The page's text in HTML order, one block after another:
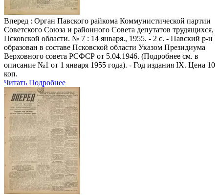
Вперед : Орган Павского райкома Коммунистической партии
Советского Союза и районного Совета депутатов трудящихся,
Псковской области. № 7 : 14 января., 1955. - 2 с. - Павский р-н
образован в составе Псковской области Указом Президиума
Верховного совета РСФСР от 5.04.1946. (Подробнее см. в
описание №1 от 1 января 1955 года). - Год издания IX. Цена 10
коп.
Читать Подробнее